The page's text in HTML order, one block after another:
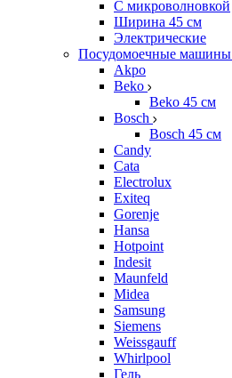
С микроволновкой
Ширина 45 см
Электрические
Посудомоечные машины
Akpo
Beko
Beko 45 см
Bosch
Bosch 45 см
Candy
Cata
Electrolux
Exiteq
Gorenje
Hansa
Hotpoint
Indesit
Maunfeld
Midea
Samsung
Siemens
Weissgauff
Whirlpool
Гель